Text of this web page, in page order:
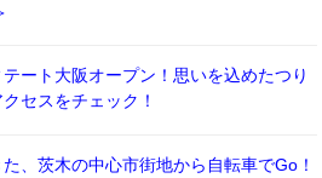
ート大阪オープン！思いを込めたつり
セスをチェック！
、茨木の中心市街地から自転車でGo！